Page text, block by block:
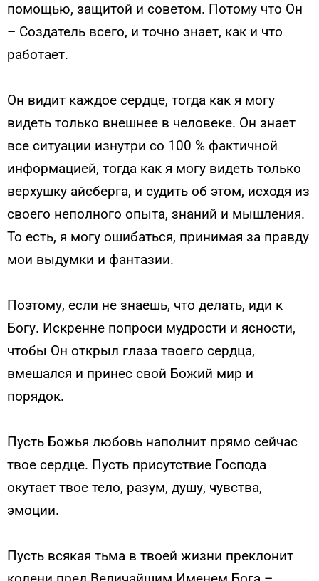
помощью, защитой и советом. Потому что Он
– Создатель всего, и точно знает, как и что
работает.
Он видит каждое сердце, тогда как я могу
видеть только внешнее в человеке. Он знает
все ситуации изнутри со 100 % фактичной
информацией, тогда как я могу видеть только
верхушку айсберга, и судить об этом, исходя из
своего неполного опыта, знаний и мышления.
То есть, я могу ошибаться, принимая за правду
мои выдумки и фантазии.
Поэтому, если не знаешь, что делать, иди к
Богу. Искренне попроси мудрости и ясности,
чтобы Он открыл глаза твоего сердца,
вмешался и принес свой Божий мир и
порядок.
Пусть Божья любовь наполнит прямо сейчас
твое сердце. Пусть присутствие Господа
окутает твое тело, разум, душу, чувства,
эмоции.
Пусть всякая тьма в твоей жизни преклонит